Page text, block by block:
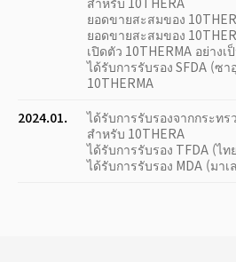
ยอดขายสะสมของ
ยอดขายสะสมของ
เปิดตัว 10THERMA อย่าง
ได้รับการรับรอง SFDA (ซ
10THERMA
2024.01.
ได้รับการรับรองจากกระท
สำหรับ 10THERA
ได้รับการรับรอง TFDA (ไท
ได้รับการรับรอง MDA (มา